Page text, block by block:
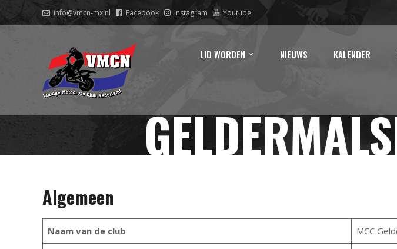
info@vmcn-mx.nl Facebook Instagram Youtube
LID WORDEN NIEUWS KALENDER
Algemeen
Naam van de club MCC